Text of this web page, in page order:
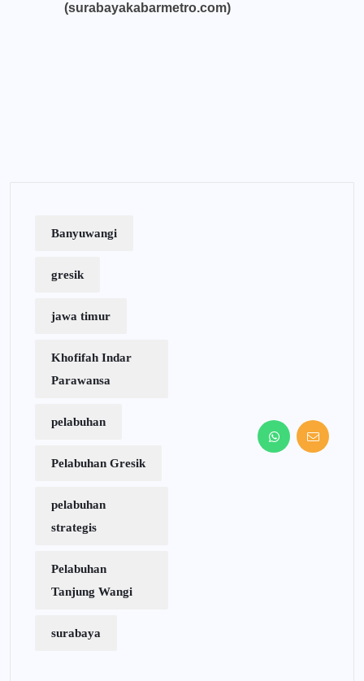
(surabayakabarmetro.com)
Banyuwangi
gresik
jawa timur
Khofifah Indar
Parawansa
pelabuhan
Pelabuhan Gresik
pelabuhan
strategis
Pelabuhan
Tanjung Wangi
surabaya